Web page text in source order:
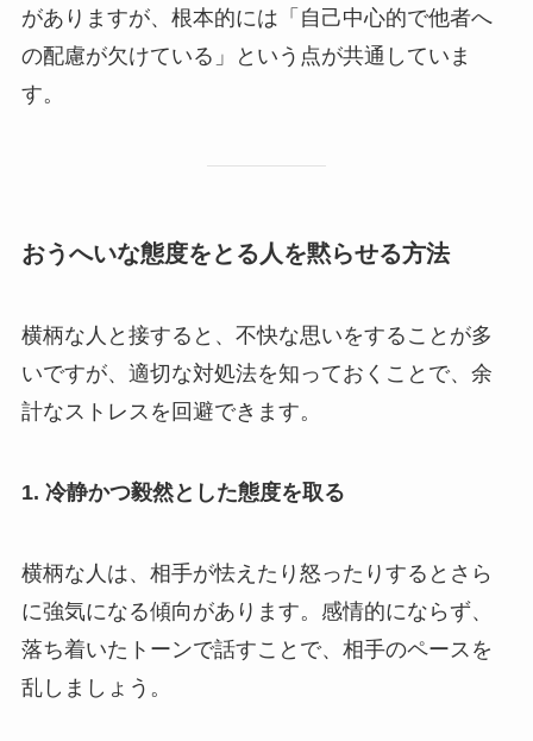
がありますが、根本的には「自己中心的で他者へ
の配慮が欠けている」という点が共通していま
す。
おうへいな態度をとる人を黙らせる方法
横柄な人と接すると、不快な思いをすることが多
いですが、適切な対処法を知っておくことで、余
計なストレスを回避できます。
1. 冷静かつ毅然とした態度を取る
横柄な人は、相手が怯えたり怒ったりするとさら
に強気になる傾向があります。感情的にならず、
落ち着いたトーンで話すことで、相手のペースを
乱しましょう。